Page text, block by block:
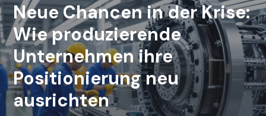
Neue Chancen in der Krise:
Wie produzierende
Unternehmen ihre
Positionierung neu
ausrichten